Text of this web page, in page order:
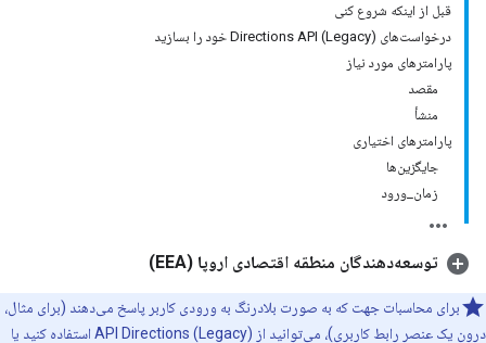
قبل از اینکه شروع کنی
درخواست‌های Directions API (Legacy) خود را بسازید
پارامترهای مورد نیاز
مقصد
منشأ
پارامترهای اختیاری
جایگزین‌ها
زمان_ورود
توسعه‌دهندگان منطقه اقتصادی اروپا (EEA)
برای محاسبات جهت که به صورت بلادرنگ به ورودی کاربر پاسخ می‌دهند (برای مثال،
درون یک عنصر رابط کاربری)، می‌توانید از API Directions (Legacy) استفاده کنید یا